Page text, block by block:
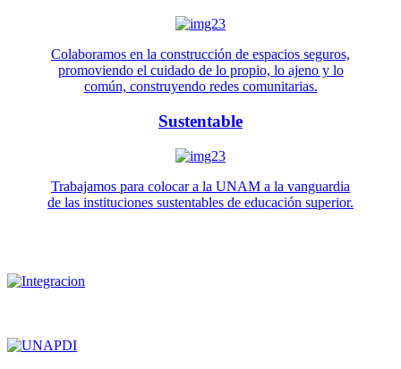
Colaboramos en la construcción de espacios seguros,
promoviendo el cuidado de lo propio, lo ajeno y lo
común, construyendo redes comunitarias.
Sustentable
Trabajamos para colocar a la UNAM a la vanguardia
de las instituciones sustentables de educación superior.